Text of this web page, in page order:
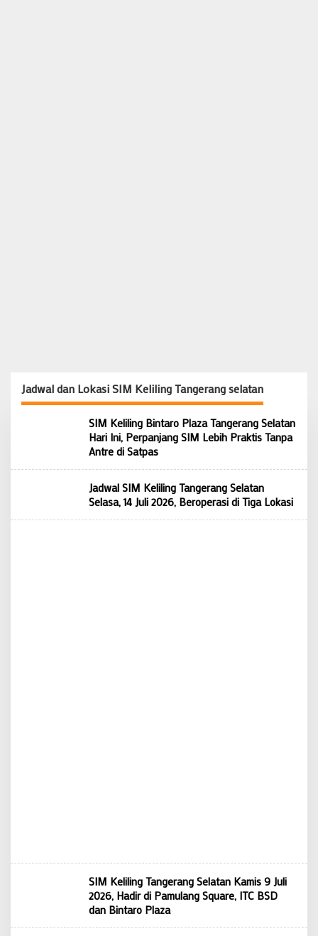
Jadwal dan Lokasi SIM Keliling Tangerang selatan
SIM Keliling Bintaro Plaza Tangerang Selatan
Hari Ini, Perpanjang SIM Lebih Praktis Tanpa
Antre di Satpas
Jadwal SIM Keliling Tangerang Selatan
Selasa, 14 Juli 2026, Beroperasi di Tiga Lokasi
SIM Keliling Tangerang Selatan Kamis 9 Juli
2026, Hadir di Pamulang Square, ITC BSD
dan Bintaro Plaza